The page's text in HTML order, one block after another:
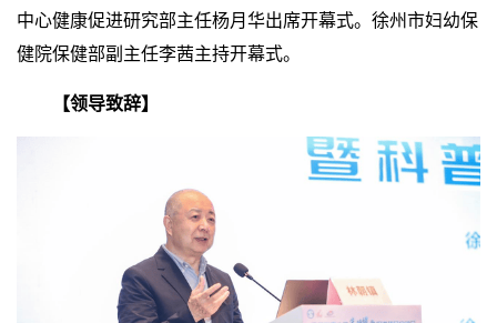
中心健康促进研究部主任杨月华出席开幕式。徐州市妇幼保
健院保健部副主任李茜主持开幕式。
【领导致辞】